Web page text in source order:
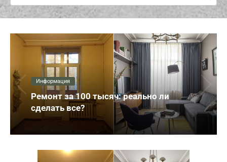
Информация
Ремонт за 100 тысяч: реально ли
сделать все?